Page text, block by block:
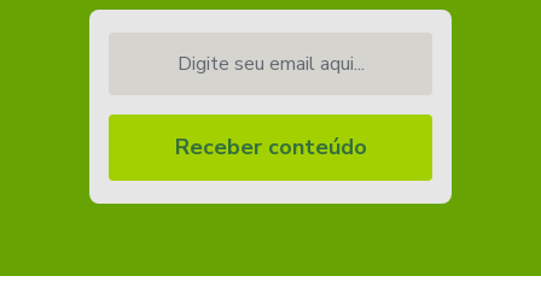
Receber conteúdo